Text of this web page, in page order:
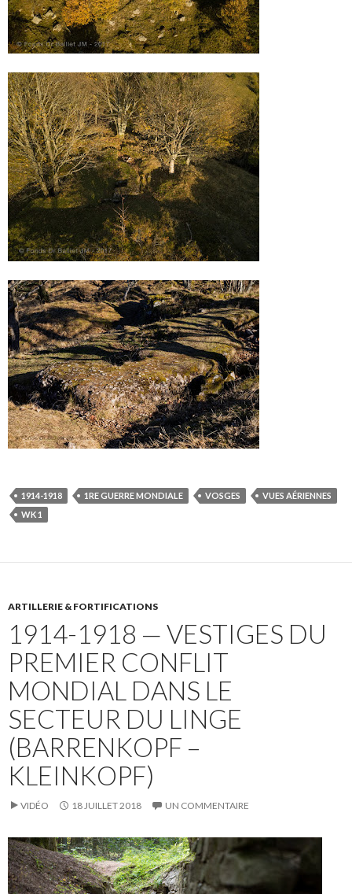
1914-1918 1RE GUERRE MONDIALE VOSGES
VUES AÉRIENNES
WK 1
ARTILLERIE & FORTIFICATIONS
1914-1918 — VESTIGES DU
PREMIER CONFLIT
MONDIAL DANS LE
SECTEUR DU LINGE
(BARRENKOPF –
KLEINKOPF)
VIDÉO 18 JUILLET 2018 UN COMMENTAIRE